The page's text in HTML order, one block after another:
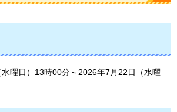
曜日）13時00分～2026年7月22日（水曜